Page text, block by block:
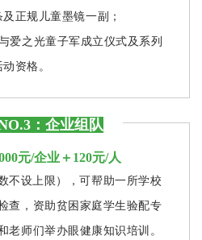
正规儿童墨镜一副；
爱之光童子军成立仪式及系列
动资格。
：企业组队
元/企业＋120元/人
不设上限），可帮助一所学校
查，资助贫困家庭学生验配专
老师们举办眼健康知识培训。